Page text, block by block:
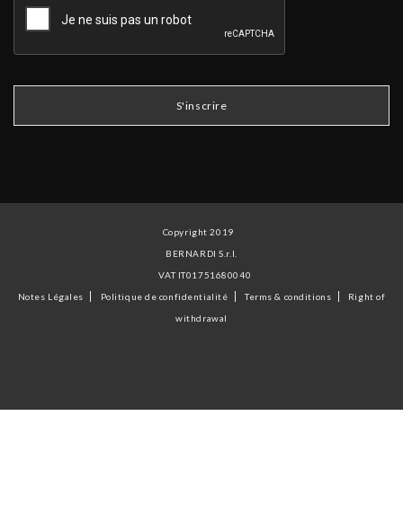
Copyright 2019
BERNARDI S.r.l.
VAT IT01751680040
Notes Légales
Politique de confidentialité Terms & conditions
Right of
withdrawal